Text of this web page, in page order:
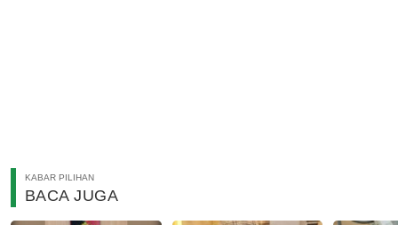
KABAR PILIHAN
BACA JUGA